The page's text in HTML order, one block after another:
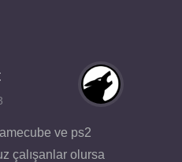
ve ps2
çalışanlar olursa